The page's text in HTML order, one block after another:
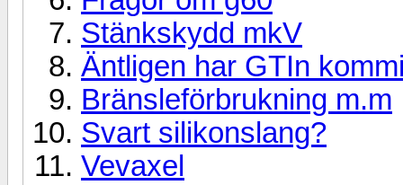
Stänkskydd mkV
Äntligen har GTIn
Bränsleförbrukning m.m
Svart silikonslang?
Vevaxel